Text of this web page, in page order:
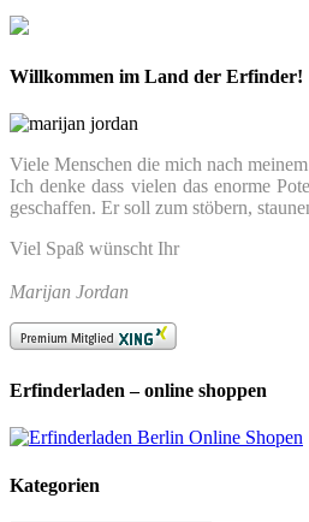
Willkommen im Land der Erfinder!
Viele Menschen die mich nach
Ich denke dass vielen das enorme
geschaffen. Er soll zum stöbern,
Viel Spaß wünscht Ihr
Marijan Jordan
Erfinderladen – online shoppen
Kategorien